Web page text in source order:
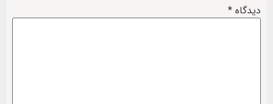
دیدگاه *